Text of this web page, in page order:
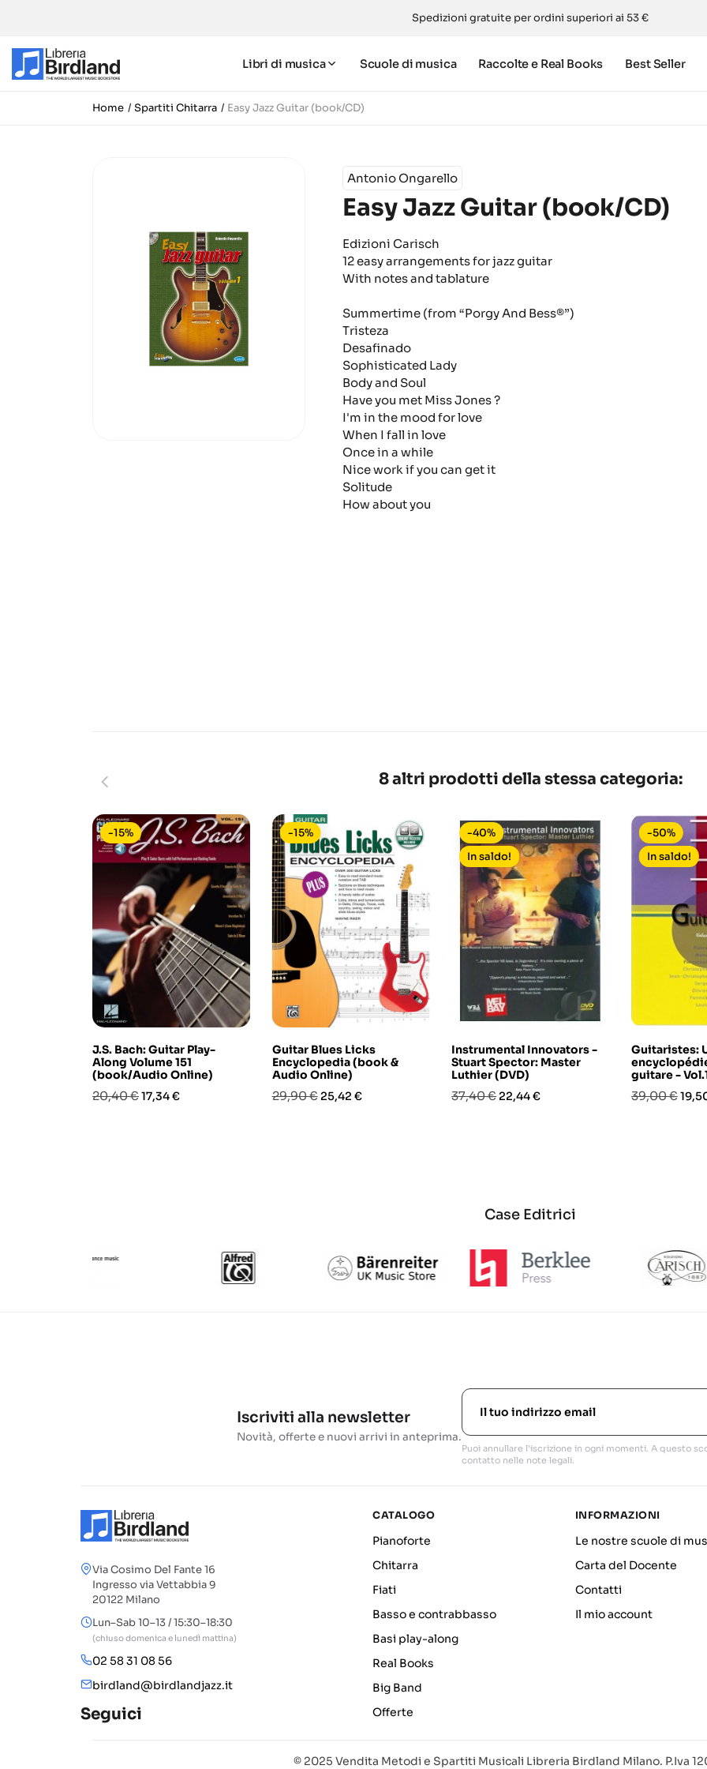
Spedizioni gratuite per ordini superiori ai 53 €
Libri di musica Scuole di musica Raccolte e Real Books Best Seller
Home Spartiti Chitarra Easy Jazz Guitar (book/CD)
Antonio Ongarello
Easy Jazz Guitar (book/CD)
Edizioni Carisch
12 easy arrangements for jazz guitar
With notes and tablature
Summertime (from “Porgy And Bess®”)
Tristeza
Desafinado
Sophisticated Lady
Body and Soul
Have you met Miss Jones ?
I'm in the mood for love
When I fall in love
Once in a while
Nice work if you can get it
Solitude
How about you
8 altri prodotti della stessa categoria:
J.S. Bach: Guitar Play-
Along Volume 151
(book/Audio Online)
Prezzo
20,40 €Prezzo
17,34 €
-15%
Guitar Blues Licks
Encyclopedia (book &
Audio Online)
Prezzo
29,90 € Prezzo
25,42 €
-15%
Instrumental Innovators -
Stuart Spector: Master
Luthier (DVD)
Prezzo
37,40 € Prezzo
22,44 €
-40%
In saldo!
Guitaristes:
guitare -
Prezzo
39,00 €
-50%
In saldo!
Case Editrici
Iscriviti alla newsletter
Novità, offerte e nuovi arrivi in anteprima.
Puoi annullare l'iscrizione in ogni momenti. A questo
contatto nelle note legali.
Via Cosimo Del Fante 16
Ingresso via Vettabbia 9
20122 Milano
Lun–Sab 10–13 / 15:30–18:30
(chiuso domenica e lunedì mattina)
02 58 31 08 56
birdland@birdlandjazz.it
Seguici
CATALOGO
Pianoforte
Chitarra
Fiati
Basso e contrabbasso
Basi play-along
Real Books
Big Band
Offerte
INFORMAZIONI
Le nostre scuole di
Carta del Docente
Contatti
Il mio account
© 2025 Vendita Metodi e Spartiti Musicali Libreria Birdland Milano. P.Iva